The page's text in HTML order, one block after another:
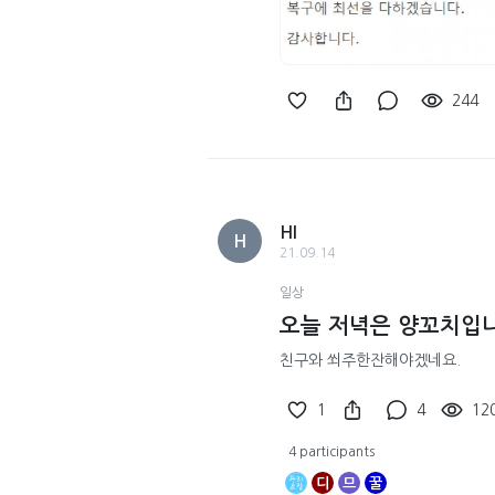
244
H
HI
21.09.14
일상
오늘 저녁은 양꼬치입
친구와 쐬주한잔해야겠네요.
1 4
4 participants
디 므 꿀